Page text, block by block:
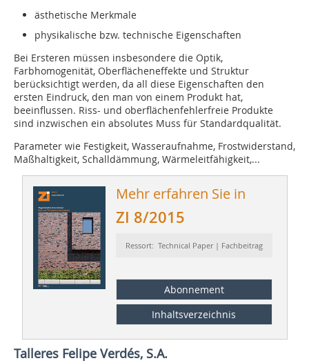
ästhetische Merkmale
physikalische bzw. technische Eigenschaften
Bei Ersteren müssen insbesondere die Optik,
Farbhomogenität, Oberflächeneffekte und Struktur
berücksichtigt werden, da all diese Eigenschaften den
ersten Eindruck, den man von einem Produkt hat,
beeinflussen. Riss- und oberflächenfehlerfreie Produkte
sind inzwischen ein absolutes Muss für Standardqualität.
Parameter wie Festigkeit, Wasseraufnahme, Frostwiderstand,
Maßhaltigkeit, Schalldämmung, Wärmeleitfähigkeit,...
Mehr erfahren Sie in
ZI 8/2015
Ressort: Technical Paper | Fachbeitrag
Abonnement
Inhaltsverzeichnis
Talleres Felipe Verdés, S.A.